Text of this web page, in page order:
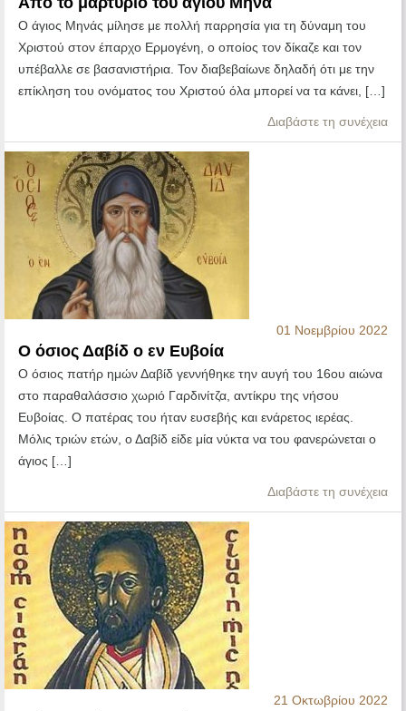
Ο άγιος Μηνάς μίλησε με πολλή παρρησία για τη δύναμη του
Χριστού στον έπαρχο Ερμογένη, ο οποίος τον δίκαζε και τον
υπέβαλλε σε βασανιστήρια. Τον διαβεβαίωνε δηλαδή ότι με την
επίκληση του ονόματος του Χριστού όλα μπορεί να τα κάνει, […]
Διαβάστε τη συνέχεια
01 Νοεμβρίου 2022
Ο όσιος Δαβίδ ο εν Ευβοία
Ο όσιος πατήρ ημών Δαβίδ γεννήθηκε την αυγή του 16ου αιώνα
στο παραθαλάσσιο χωριό Γαρδινίτζα, αντίκρυ της νήσου
Ευβοίας. Ο πατέρας του ήταν ευσεβής και ενάρετος ιερέας.
Μόλις τριών ετών, ο Δαβίδ είδε μία νύκτα να του φανερώνεται ο
άγιος […]
Διαβάστε τη συνέχεια
21 Οκτωβρίου 2022